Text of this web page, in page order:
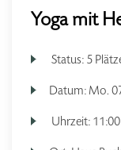
Yoga mit
Status: 5
Datum: Mo.
Uhrzeit: